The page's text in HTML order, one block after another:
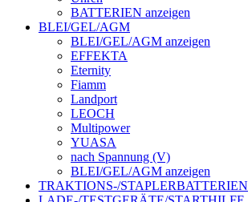
BATTERIEN anzeigen
BLEI/GEL/AGM
BLEI/GEL/AGM anzeigen
EFFEKTA
Eternity
Fiamm
Landport
LEOCH
Multipower
YUASA
nach Spannung (V)
BLEI/GEL/AGM anzeigen
TRAKTIONS-/STAPLERBATTERIEN